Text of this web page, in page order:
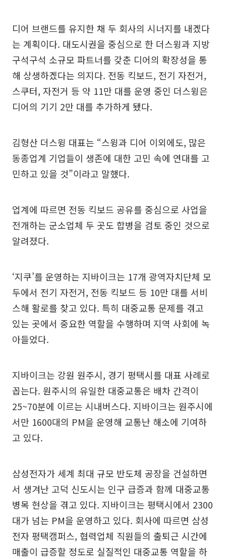
디어 브랜드를 유지한 채 두 회사의 시너지를 내겠다
는 계획이다. 대도시권을 중심으로 한 더스윙과 지방
구석구석 소규모 파트너를 갖춘 디어의 확장성을 통
해 상생하겠다는 의지다. 전동 킥보드, 전기 자전거,
스쿠터, 자전거 등 약 11만 대를 운영 중인 더스윙은
디어의 기기 2만 대를 추가하게 됐다.
김형산 더스윙 대표는 “스윙과 디어 이외에도, 많은
동종업계 기업들이 생존에 대한 고민 속에 연대를 고
민하고 있을 것”이라고 말했다.
업계에 따르면 전동 킥보드 공유를 중심으로 사업을
전개하는 군소업체 두 곳도 합병을 검토 중인 것으로
알려졌다.
‘지쿠’를 운영하는 지바이크는 17개 광역자치단체 모
두에서 전기 자전거, 전동 킥보드 등 10만 대를 서비
스해 활로를 찾고 있다. 특히 대중교통 문제를 겪고
있는 곳에서 중요한 역할을 수행하며 지역 사회에 녹
아들었다.
지바이크는 강원 원주시, 경기 평택시를 대표 사례로
꼽는다. 원주시의 유일한 대중교통은 배차 간격이
25~70분에 이르는 시내버스다. 지바이크는 원주시에
서만 1600대의 PM을 운영해 교통난 해소에 기여하
고 있다.
삼성전자가 세계 최대 규모 반도체 공장을 건설하면
서 생겨난 고덕 신도시는 인구 급증과 함께 대중교통
병목 현상을 겪고 있다. 지바이크는 평택시에서 2300
대가 넘는 PM을 운영하고 있다. 회사에 따르면 삼성
전자 평택캠퍼스, 협력업체 직원들의 출퇴근 시간에
매출이 급증할 정도로 실질적인 대중교통 역할을 하